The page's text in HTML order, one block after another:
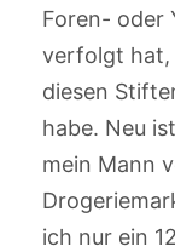
Foren- oder
verfolgt hat,
diesen
habe. Neu
mein Mann
ich nur ein